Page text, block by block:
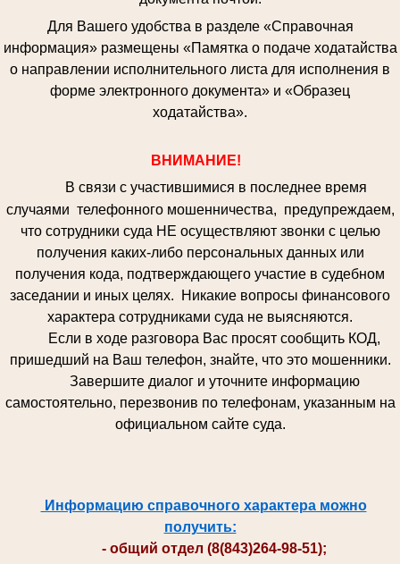
Для Вашего удобства в разделе «Справочная
информация» размещены «Памятка о подаче ходатайства
о направлении исполнительного листа для исполнения в
форме электронного документа» и «Образец
ходатайства».
ВНИМАНИЕ!
В связи с участившимися в последнее время
случаями телефонного мошенничества, предупреждаем,
что сотрудники суда НЕ осуществляют звонки с целью
получения каких-либо персональных данных или
получения кода, подтверждающего участие в судебном
заседании и иных целях. Никакие вопросы финансового
характера сотрудниками суда не выясняются.
Если в ходе разговора Вас просят сообщить КОД,
пришедший на Ваш телефон, знайте, что это мошенники.
Завершите диалог и уточните информацию
самостоятельно, перезвонив по телефонам, указанным на
официальном сайте суда.
Информацию справочного характера можно
получить:
- общий отдел (8(843)264-98-51);